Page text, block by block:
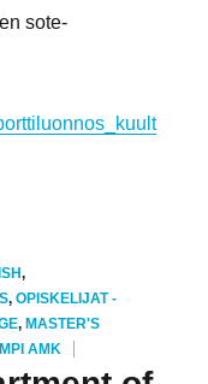
sote-
,
,OPISKELIJAT -
,MASTER'S
AMK